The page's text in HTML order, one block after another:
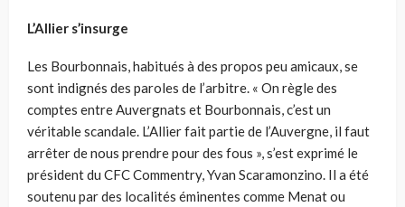
L’Allier s’insurge
Les Bourbonnais, habitués à des propos peu amicaux, se
sont indignés des paroles de l’arbitre. « On règle des
comptes entre Auvergnats et Bourbonnais, c’est un
véritable scandale. L’Allier fait partie de l’Auvergne, il faut
arrêter de nous prendre pour des fous », s’est exprimé le
président du CFC Commentry, Yvan Scaramonzino. Il a été
soutenu par des localités éminentes comme Menat ou